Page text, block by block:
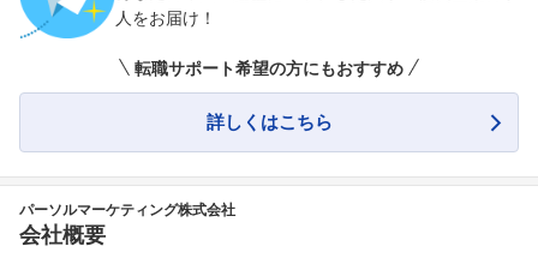
人をお届け！
転職サポート希望の方にもおすすめ
詳しくはこちら
パーソルマーケティング株式会社
会社概要